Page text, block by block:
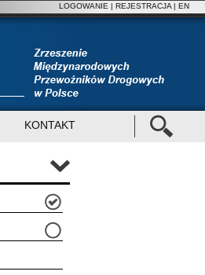
LOGOWANIE | REJESTRACJA | EN
KONTAKT